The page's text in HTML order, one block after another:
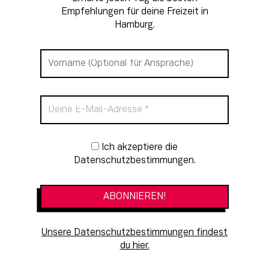
Empfehlungen für deine Freizeit in
Hamburg.
Newsletter-Anmeldung
Datenschutzbestimmungen.
Unsere Datenschutzbestimmungen findest
du hier.